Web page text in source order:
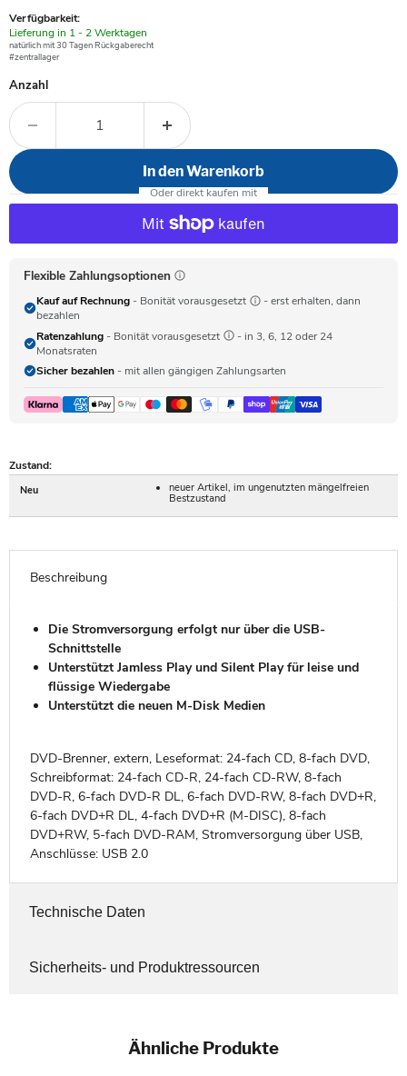
Verfügbarkeit:
Verfügbar
-
Lieferung in 1 - 2 Werktagen
natürlich mit 30 Tagen Rückgaberecht
#zentrallager
Anzahl
In den Warenkorb
Flexible Zahlungsoptionen
Kauf auf Rechnung - Bonität vorausgesetzt
- erst erhalten, dann
bezahlen
Ratenzahlung - Bonität vorausgesetzt
- in 3, 6, 12 oder 24
Monatsraten
Sicher bezahlen - mit allen gängigen Zahlungsarten
Zustand:
Neu
neuer Artikel, im ungenutzten mängelfreien
Bestzustand
Beschreibung
Die Stromversorgung erfolgt nur über die USB-
Schnittstelle
Unterstützt Jamless Play und Silent Play für leise und
flüssige Wiedergabe
Unterstützt die neuen M-Disk Medien
DVD-Brenner, extern, Leseformat: 24-fach CD, 8-fach DVD,
Schreibformat: 24-fach CD-R, 24-fach CD-RW, 8-fach
DVD-R, 6-fach DVD-R DL, 6-fach DVD-RW, 8-fach DVD+R,
6-fach DVD+R DL, 4-fach DVD+R (M-DISC), 8-fach
DVD+RW, 5-fach DVD-RAM, Stromversorgung über USB,
Anschlüsse: USB 2.0
Technische Daten
Sicherheits- und Produktressourcen
Ähnliche Produkte